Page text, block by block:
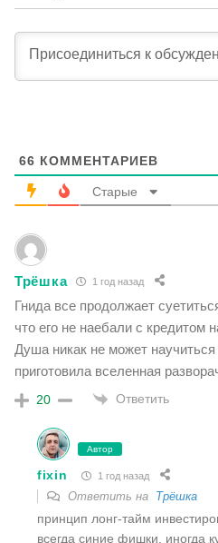
66 КОММЕНТАРИЕВ
Старые
Трёшка 1 год назад
Гнида все продолжает
что его не наебали с кредитом
Душа никак не может
приготовила вселенная
20 Ответить
Автор
fixin 1 год назад
Ответить на Трёшка
принцип лонг-тайм
всегда синие фишки, иногда